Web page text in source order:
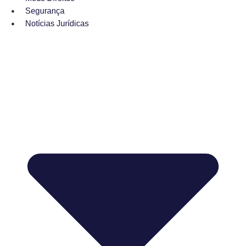
Segurança
Notícias Jurídicas